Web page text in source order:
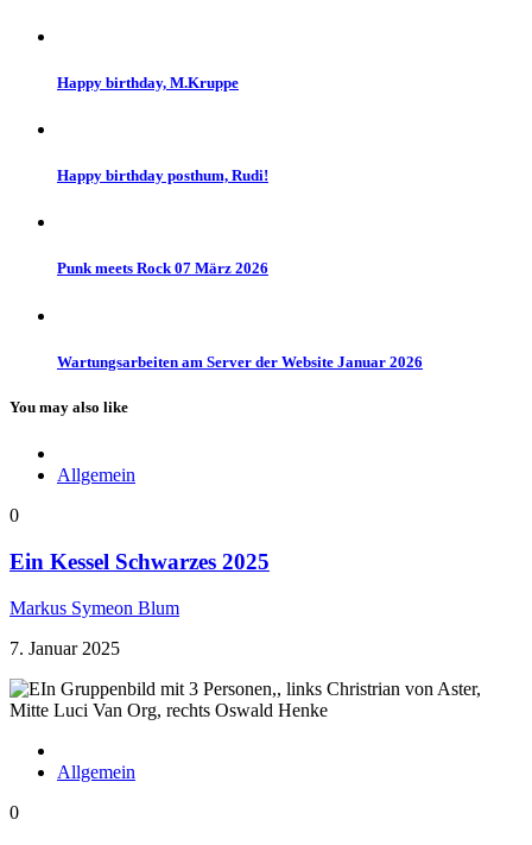
Happy birthday, M.Kruppe
Happy birthday posthum, Rudi!
Punk meets Rock 07 März 2026
Wartungsarbeiten am Server der Website Januar 2026
You may also like
Allgemein
0
Ein Kessel Schwarzes 2025
Markus Symeon Blum
7. Januar 2025
Allgemein
0